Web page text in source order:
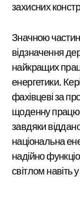
захисних
Значною
відзначення
найкращих
енергетики.
фахівцеві за
щоденну
завдяки
національна
надійно
світлом навіть